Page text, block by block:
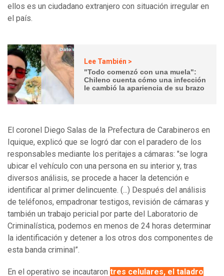
ellos es un ciudadano extranjero con situación irregular en
el país.
Lee También >
"Todo comenzó con una muela":
Chileno cuenta cómo una infección
le cambió la apariencia de su brazo
El coronel Diego Salas de la Prefectura de Carabineros en
Iquique, explicó que se logró dar con el paradero de los
responsables mediante los peritajes a cámaras: "se logra
ubicar el vehículo con una persona en su interior y, tras
diversos análisis, se procede a hacer la detención e
identificar al primer delincuente. (...) Después del análisis
de teléfonos, empadronar testigos, revisión de cámaras y
también un trabajo pericial por parte del Laboratorio de
Criminalística, podemos en menos de 24 horas determinar
la identificación y detener a los otros dos componentes de
esta banda criminal”.
En el operativo se incautaron tres celulares, el taladro